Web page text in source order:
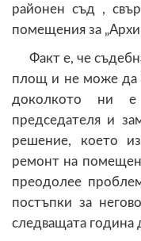
районен съд ,
помещения за
Факт е, че
площ и не може да
доколкото ни е
председателя и
решение, което
ремонт на
преодолее
постъпки за
следващата година